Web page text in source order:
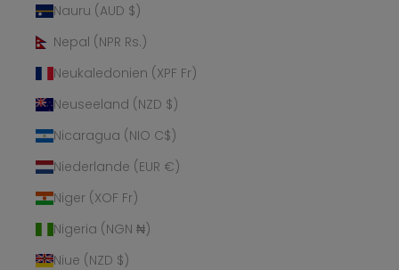
Nauru (AUD $)
Nepal (NPR Rs.)
Neukaledonien (XPF Fr)
Neuseeland (NZD $)
Nicaragua (NIO C$)
Niederlande (EUR €)
Niger (XOF Fr)
Nigeria (NGN ₦)
Niue (NZD $)